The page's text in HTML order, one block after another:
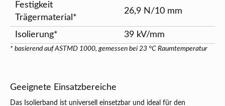
Festigkeit
Trägermaterial*
26,9 N/10 mm
Isolierung* 39 kV/mm
* basierend auf ASTMD 1000, gemessen bei 23 °C Raumtemperatur
Geeignete Einsatzbereiche
Das Isolierband ist universell einsetzbar und ideal für den